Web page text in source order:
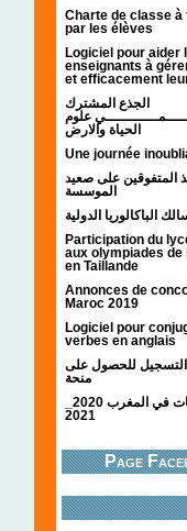
Charte de classe
par les élèves
Logiciel pour aider
enseignants à
et efficacement
الجذع المشترك
علوم
الحياة والارض
Une journée
المتفوقين على صعيد
الموسسة
الباكالوريا الدولية
Participation du
aux olympiades de
en Taillande
Annonces de
Maroc 2019
Logiciel pour
verbes en anglais
التسجيل للحصول على
منحة
2021
Page